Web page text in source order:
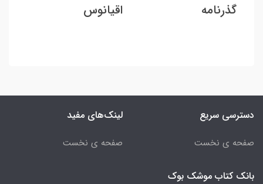
گذرنامه اقیانوس
دسترسی سریع
صفحه ی نخست
لینک‌های مفید
صفحه ی نخست
بانک کتاب موشک بوک